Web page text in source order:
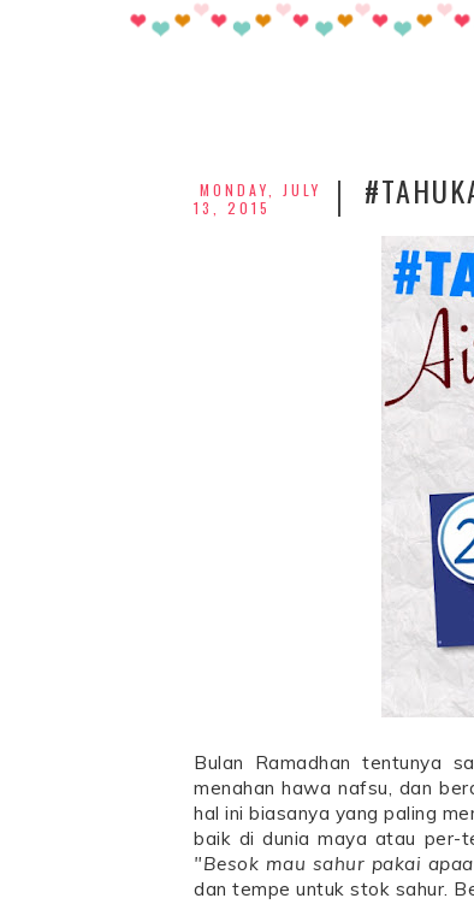
MONDAY, JULY
13, 2015
Bulan Ramadhan tentunya
menahan hawa nafsu, dan
hal ini biasanya yang paling
baik di dunia maya atau per-
"Besok mau sahur pakai
dan tempe untuk stok sahur.